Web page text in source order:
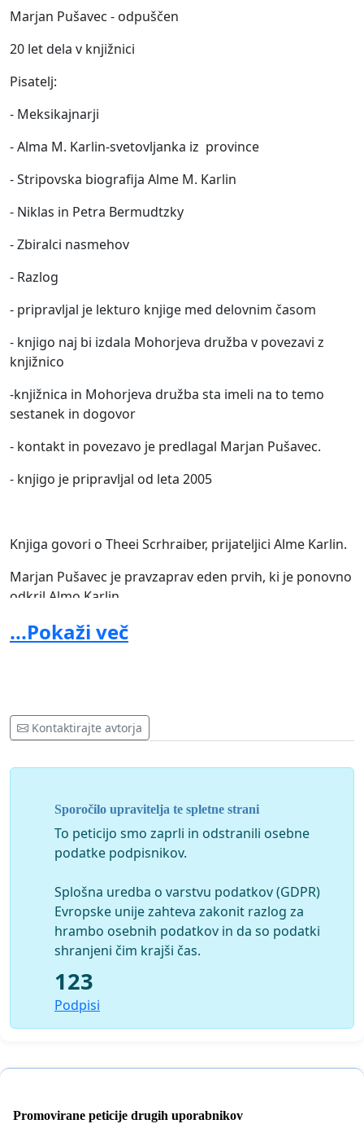
Marjan Pušavec - odpuščen
20 let dela v knjižnici
Pisatelj:
- Meksikajnarji
- Alma M. Karlin-svetovljanka iz province
- Stripovska biografija Alme M. Karlin
- Niklas in Petra Bermudtzky
- Zbiralci nasmehov
- Razlog
- pripravljal je lekturo knjige med delovnim časom
- knjigo naj bi izdala Mohorjeva družba v povezavi z
knjižnico
-knjižnica in Mohorjeva družba sta imeli na to temo
sestanek in dogovor
- kontakt in povezavo je predlagal Marjan Pušavec.
- knjigo je pripravljal od leta 2005
Knjiga govori o Theei Scrhraiber, prijateljici Alme Karlin.
Marjan Pušavec je pravzaprav eden prvih, ki je ponovno
odkril Almo Karlin.
Kreativec, neposlušen, pove svoje mnenje.
situacije z razlogom znebiti se kritičnega sodelavca.
Direktorica knjižnice-Polona Rifelj
- bivša »prijateljica« župana (Mladina)
zadeve pri županu.
- na seznamu najvišjih plač v javnem sektorju (Finance)
...Pokaži več
Kontaktirajte avtorja
Sporočilo upravitelja te spletne strani
To peticijo smo zaprli in odstranili osebne
podatke podpisnikov.
Splošna uredba o varstvu podatkov (GDPR)
Evropske unije zahteva zakonit razlog za
hrambo osebnih podatkov in da so podatki
shranjeni čim krajši čas.
123
Podpisi
Promovirane peticije drugih uporabnikov